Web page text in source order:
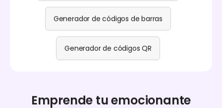
Generador de códigos de barras
Generador de códigos QR
Emprende tu emocionante